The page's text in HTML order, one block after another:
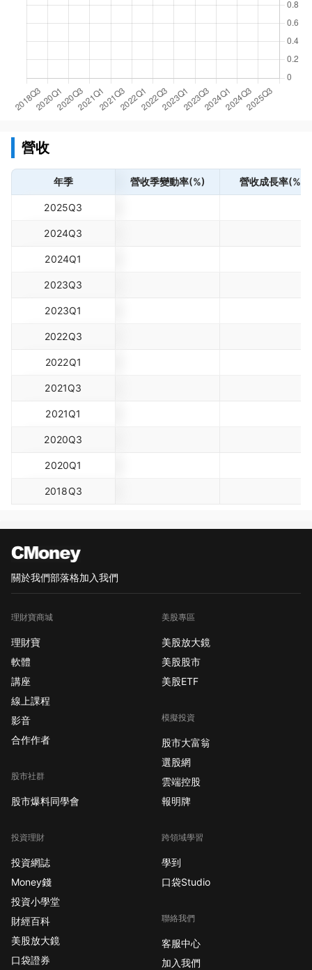
營收
年季 營收季變動率(%) 營收成長率(%)
2025Q3
2024Q3
2024Q1
2023Q3
2023Q1
2022Q3
2022Q1
2021Q3
2021Q1
2020Q3
2020Q1
2018Q3
關於我們部落格加入我們
理財寶商城
理財寶
軟體
講座
線上課程
影音
合作作者
股市社群
股市爆料同學會
投資理財
投資網誌
Money錢
投資小學堂
財經百科
美股放大鏡
口袋證券
美股專區
美股放大鏡
美股股市
美股ETF
模擬投資
股市大富翁
選股網
雲端控股
報明牌
跨領域學習
學到
口袋Studio
聯絡我們
客服中心
加入我們